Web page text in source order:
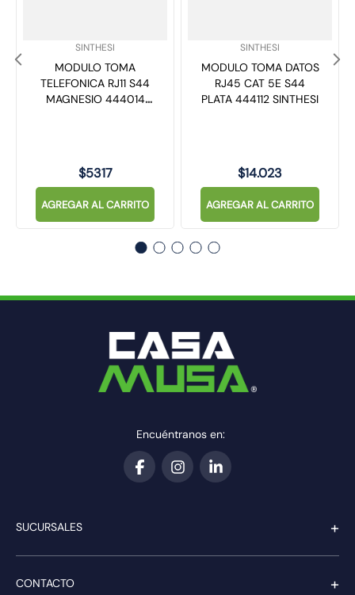
SINTHESI
MODULO TOMA
TELEFONICA RJ11 S44
MAGNESIO 444014
$5317
AGREGAR AL CARRITO
SINTHESI
MODULO TOMA DATOS
RJ45 CAT 5E S44
PLATA 444112 SINTHESI
$14.023
AGREGAR AL CARRITO
Encuéntranos en:
SUCURSALES +
CONTACTO +